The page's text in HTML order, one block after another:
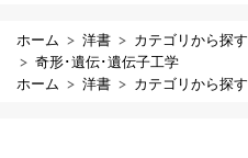
ホーム 洋書 カテゴリから探す
奇形･遺伝･遺伝子工学
ホーム
洋書 カテゴリから探す